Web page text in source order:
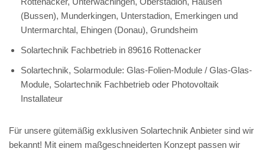
(Bussen), Munderkingen, Unterstadion, Emerkingen und
Untermarchtal, Ehingen (Donau), Grundsheim
Solartechnik Fachbetrieb in 89616 Rottenacker
Solartechnik, Solarmodule: Glas-Folien-Module / Glas-Glas-
Module, Solartechnik Fachbetrieb oder Photovoltaik
Installateur
Für unsere gütemäßig exklusiven Solartechnik Anbieter sind wir
bekannt! Mit einem maßgeschneiderten Konzept passen wir